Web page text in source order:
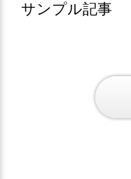
サンプル記事